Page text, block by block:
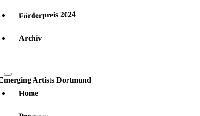
Förderpreis 2024
Archiv
Home